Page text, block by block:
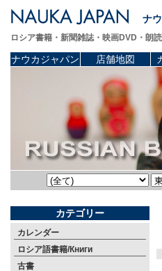
ナ
ロシア書籍・新聞雑誌・映画DVD・
ナウカジャパン 店舗地図
カテゴリー
カレンダー
ロシア語書籍/Книги
古書